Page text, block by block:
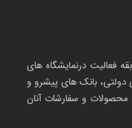
فعالیت درنمایشگاه های
دولتی، بانک های پیشرو و
محصولات و سفارشات آنان